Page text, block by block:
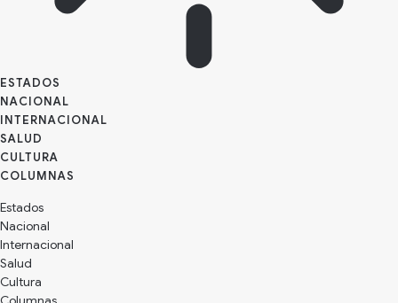
ESTADOS
NACIONAL
INTERNACIONAL
SALUD
CULTURA
Estados
Nacional
Internacional
Salud
Cultura